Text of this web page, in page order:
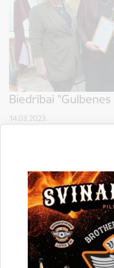
Biedrībai
14.03.2023.
Pašvaldība informē
Drukāt lapu